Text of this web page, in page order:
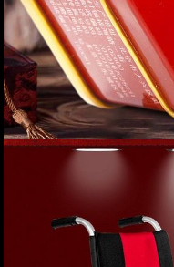
An cung ngưu
Giá: 0 VND